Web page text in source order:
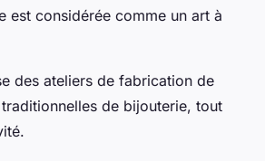
est considérée comme un art à
des ateliers de fabrication de
de bijouterie, tout